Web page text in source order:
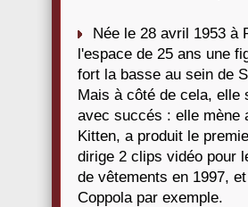
Née le 28 avril 1953 à
l'espace de 25 ans une
fort la basse au sein de
Mais à côté de cela, elle
avec succés : elle mène
Kitten, a produit le
dirige 2 clips vidéo pour
de vêtements en 1997,
Coppola par exemple.